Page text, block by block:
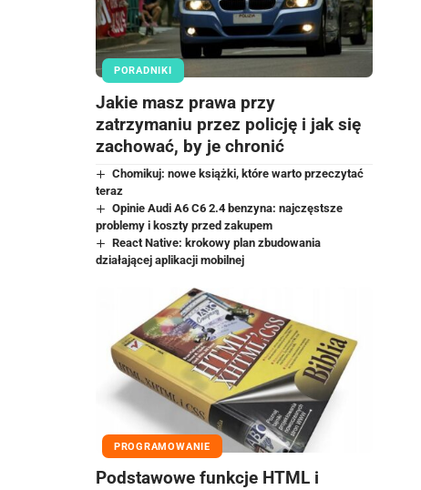
PORADNIKI
Jakie masz prawa przy
zatrzymaniu przez policję i jak się
zachować, by je chronić
Chomikuj: nowe książki, które warto przeczytać
teraz
Opinie Audi A6 C6 2.4 benzyna: najczęstsze
problemy i koszty przed zakupem
React Native: krokowy plan zbudowania
działającej aplikacji mobilnej
PROGRAMOWANIE
Podstawowe funkcje HTML i